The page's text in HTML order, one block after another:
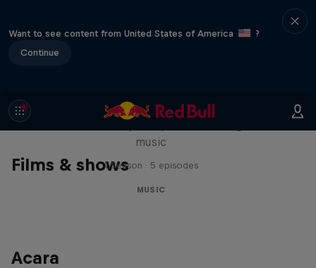
Want to see content from United States of America
?
Continue
Films & shows
Diggin' in the Carts
music
1 Season · 5 episodes
MUSIC
Acara